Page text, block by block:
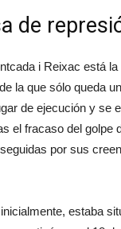
de
i Reixac está
la que sólo queda
de ejecución y se
el fracaso del golpe
por sus
estaba